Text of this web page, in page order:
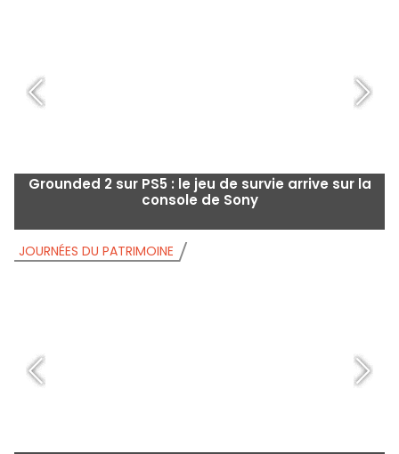
Grounded 2 sur PS5 : le jeu de survie arrive sur la
console de Sony
JOURNÉES DU PATRIMOINE